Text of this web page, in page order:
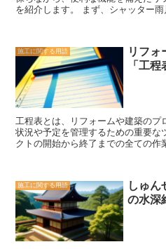
ます。また、カーポートには屋根に
る素晴らしいアイテムです。敷地内
討してみてください。
を紹介します。 まず、シャッター雨戸は、外部からの光や風を遮る
効果もありますので、静かな空間を作
に、シャッター雨戸は、防犯対策に
ことで、窓を守ることができます。
ターを閉めることで、侵入者を防ぐ
ー雨戸は、頑丈な素材で作られてい
ることができます。 さらに、シャッター雨戸は、メンテナンスが簡
単です。汚れが付いた場合は、水で
た、塗装が剥げた場合も、簡単に塗
め、長期間にわたって美しい外観を保つ
シャッター雨戸は、デザイン性にも
以上が、シャッター雨戸の特徴で
便利な機能を備えたシャッター雨戸
る価値があります。
施工に関する用語
リフォ
「工
工程表とは、リフォームや建築の
状況や予定を管理するための重要な
クトの開始から終了までの全ての作
り、プロジェクトの進行状況を把握
事前に予測することができます。ま
確にするため、効率的な作業の進行をサポ
プロジェクトの全体像を把握するだ
確に示しています。つまり、ある作
まることができないという関係性を
の順序を正確に把握し、スムーズな
施工に関する用語
しゅん
の水深